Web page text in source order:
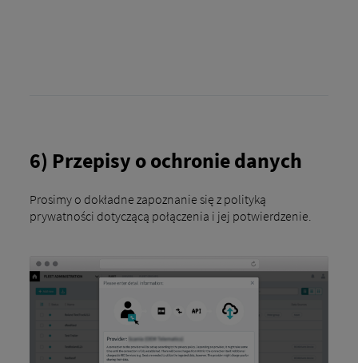
6) Przepisy o ochronie danych
Prosimy o dokładne zapoznanie się z polityką
prywatności dotyczącą połączenia i jej potwierdzenie.